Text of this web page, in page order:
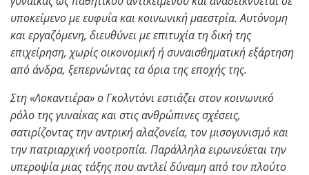
υποκείμενο με ευφυΐα και κοινωνική μαεστρία. Αυτόνομη
και εργαζόμενη, διευθύνει με επιτυχία τη δική της
επιχείρηση, χωρίς οικονομική ή συναισθηματική εξάρτηση
από άνδρα, ξεπερνώντας τα όρια της εποχής της.
Στη «Λοκαντιέρα» ο Γκολντόνι εστιάζει στον κοινωνικό
ρόλο της γυναίκας και στις ανθρώπινες σχέσεις,
σατιρίζοντας την αντρική αλαζονεία, τον μισογυνισμό και
την πατριαρχική νοοτροπία. Παράλληλα ειρωνεύεται την
υπεροψία μιας τάξης που αντλεί δύναμη από τον πλούτο